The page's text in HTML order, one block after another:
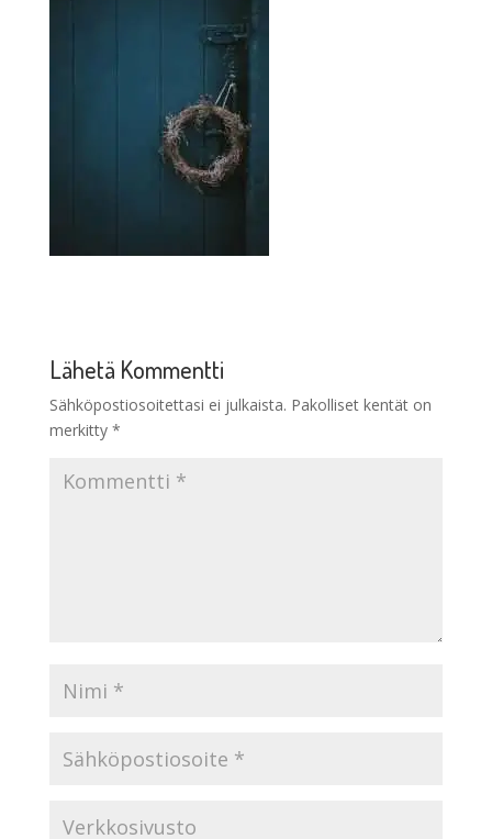
Lähetä Kommentti
Sähköpostiosoitettasi ei julkaista. Pakolliset kentät on
merkitty *